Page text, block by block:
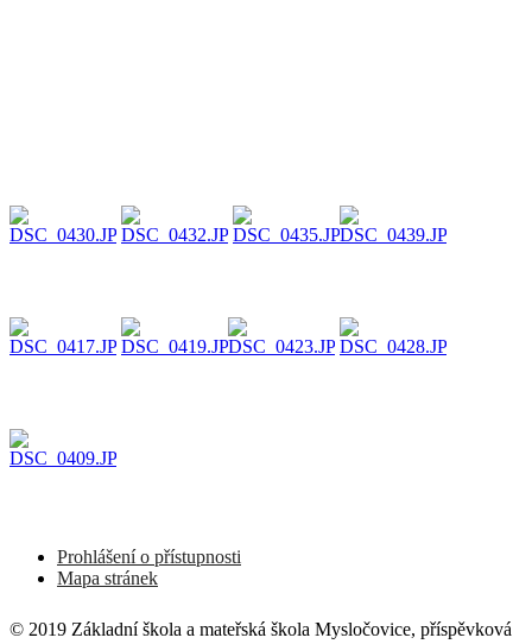
Prohlášení o přístupnosti
Mapa stránek
© 2019 Základní škola a mateřská škola Mysločovice, příspěvková